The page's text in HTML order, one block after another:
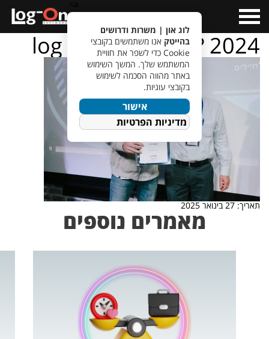
Menu
log – on – ???????? 2024
תאריך: 27 בינואר 2025
מאמרים נוספים
לוג און | משרות ודרושים
בהייטק אנו משתמשים בקובצי
Cookie כדי לשפר את חוויית
המשתמש שלך. המשך השימוש
באתר מהווה הסכמה לשימוש
בקובצי עוגיות.
אישור
מדיניות הפרטיות